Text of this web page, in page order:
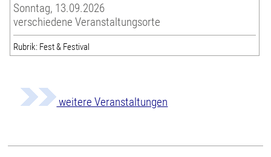
Sonntag, 13.09.2026
verschiedene Veranstaltungsorte
Rubrik: Fest & Festival
weitere Veranstaltungen